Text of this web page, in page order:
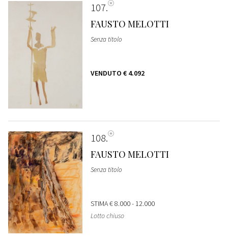
107
FAUSTO MELOTTI
Senza titolo
VENDUTO € 4.092
108
FAUSTO MELOTTI
Senza titolo
STIMA€ 8.000 - 12.000
Lotto chiuso